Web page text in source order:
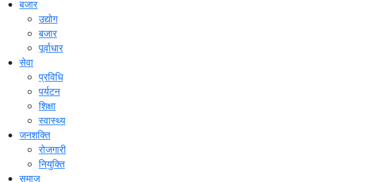
बजार
उद्योग
बजार
पूर्वाधार
सेवा
प्रविधि
पर्यटन
शिक्षा
स्वास्थ्य
जनशक्ति
रोजगारी
नियुक्ति
समाज